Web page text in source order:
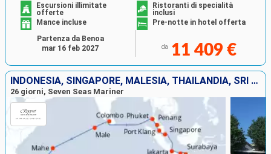
Escursioni illimitate
offerte
Ristoranti di specialità
inclusi
Mance incluse
Pre-notte in hotel offerta
da 11 409 €
Partenza da Benoa
mar 16 feb 2027
INDONESIA, SINGAPORE, MALESIA, THAILANDIA, SRI LANKA, MALDIVE, SEYCHELLES, MADAGASCAR, MAURITIUS
26 giorni, Seven Seas Mariner